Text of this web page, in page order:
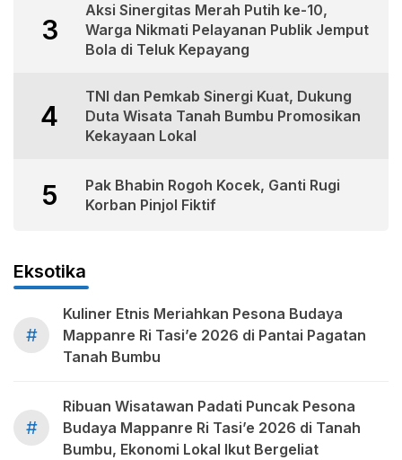
3
Aksi Sinergitas Merah Putih ke-10,
Warga Nikmati Pelayanan Publik Jemput
Bola di Teluk Kepayang
4
TNI dan Pemkab Sinergi Kuat, Dukung
Duta Wisata Tanah Bumbu Promosikan
Kekayaan Lokal
5
Pak Bhabin Rogoh Kocek, Ganti Rugi
Korban Pinjol Fiktif
Eksotika
#
Kuliner Etnis Meriahkan Pesona Budaya
Mappanre Ri Tasi’e 2026 di Pantai Pagatan
Tanah Bumbu
#
Ribuan Wisatawan Padati Puncak Pesona
Budaya Mappanre Ri Tasi’e 2026 di Tanah
Bumbu, Ekonomi Lokal Ikut Bergeliat